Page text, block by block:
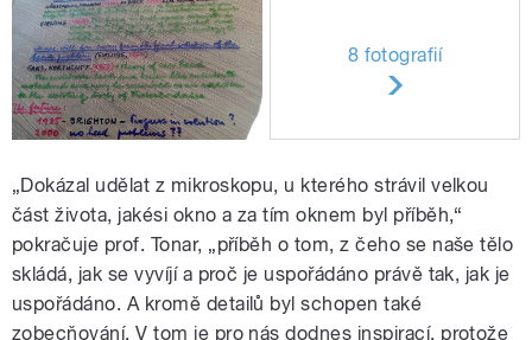
8 fotografií
„Dokázal udělat z mikroskopu, u kterého strávil velkou
část života, jakési okno a za tím oknem byl příběh,“
pokračuje prof. Tonar, „příběh o tom, z čeho se naše tělo
skládá, jak se vyvíjí a proč je uspořádáno právě tak, jak je
uspořádáno. A kromě detailů byl schopen také
zobecňování. V tom je pro nás dodnes inspirací, protože